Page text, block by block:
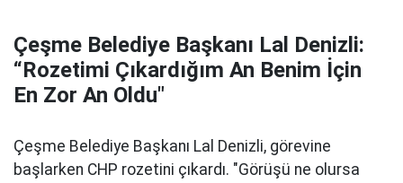
Çeşme Belediye Başkanı Lal Denizli:
“Rozetimi Çıkardığım An Benim İçin
En Zor An Oldu"
Çeşme Belediye Başkanı Lal Denizli, görevine
başlarken CHP rozetini çıkardı. "Görüşü ne olursa